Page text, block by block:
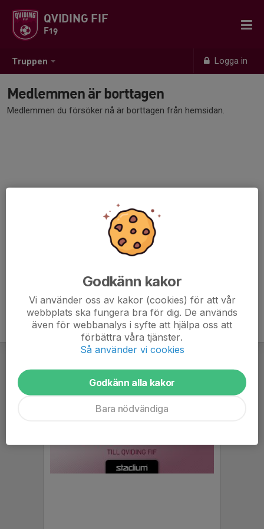
Truppen Logga in
QVIDING FIF
F19
Medlemmen är borttagen
Medlemmen du försöker nå är borttagen från hemsidan.
Godkänn kakor
Vi använder oss av kakor (cookies) för att vår
webbplats ska fungera bra för dig. De används
även för webbanalys i syfte att hjälpa oss att
förbättra våra tjänster.
Så använder vi cookies
Godkänn alla kakor
Bara nödvändiga